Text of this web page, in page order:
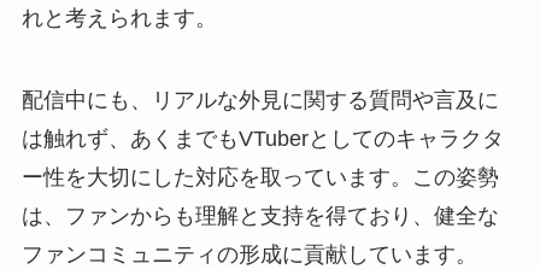
れと考えられます。
配信中にも、リアルな外見に関する質問や言及に
は触れず、あくまでもVTuberとしてのキャラクタ
ー性を大切にした対応を取っています。この姿勢
は、ファンからも理解と支持を得ており、健全な
ファンコミュニティの形成に貢献しています。